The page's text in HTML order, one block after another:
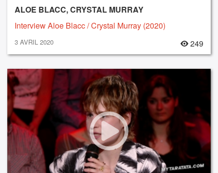
ALOE BLACC, CRYSTAL MURRAY
Interview Aloe Blacc / Crystal Murray (2020)
3 AVRIL 2020 249